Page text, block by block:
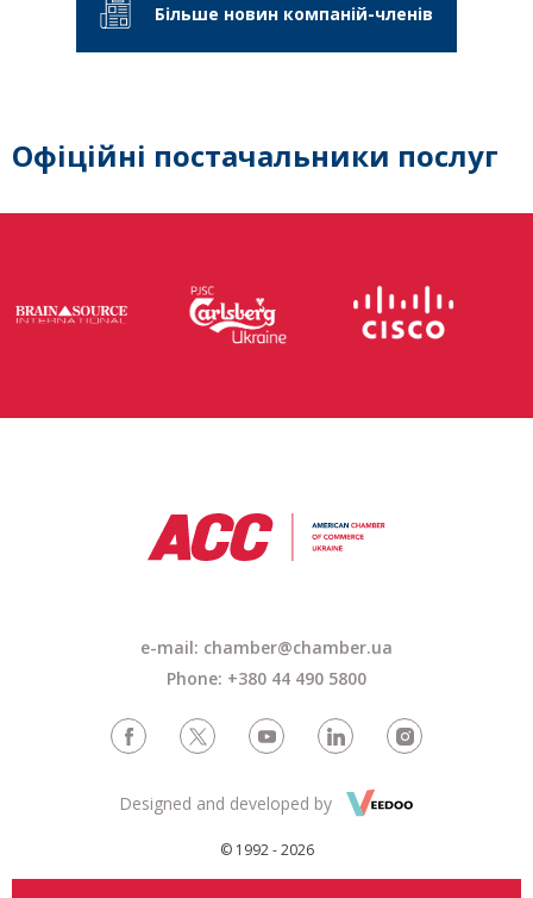
Більше новин компаній-членів
Офіційні постачальники послуг
e-mail: chamber@chamber.ua
Phone: +380 44 490 5800
© 1992 - 2026
Designed and developed by